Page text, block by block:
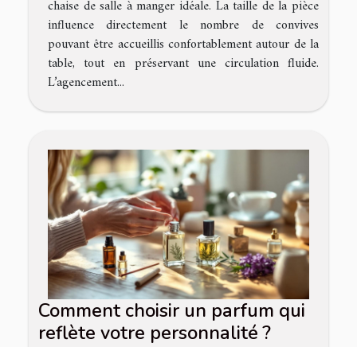
chaise de salle à manger idéale. La taille de la pièce
influence directement le nombre de convives
pouvant être accueillis confortablement autour de la
table, tout en préservant une circulation fluide.
L’agencement...
Comment choisir un parfum qui
reflète votre personnalité ?